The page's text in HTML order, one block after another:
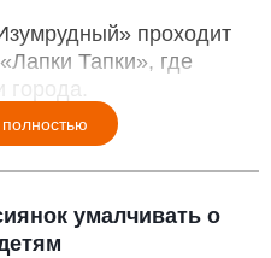
проходит
Тапки», где
полностью
умалчивать о